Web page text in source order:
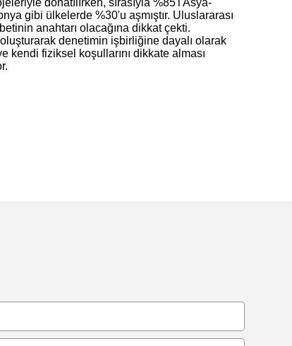
gibi ülkelerde %30'u aşmıştır. Uluslararası
anahtarı olacağına dikkat çekti.
denetimin işbirliğine dayalı olarak
fiziksel koşullarını dikkate alması